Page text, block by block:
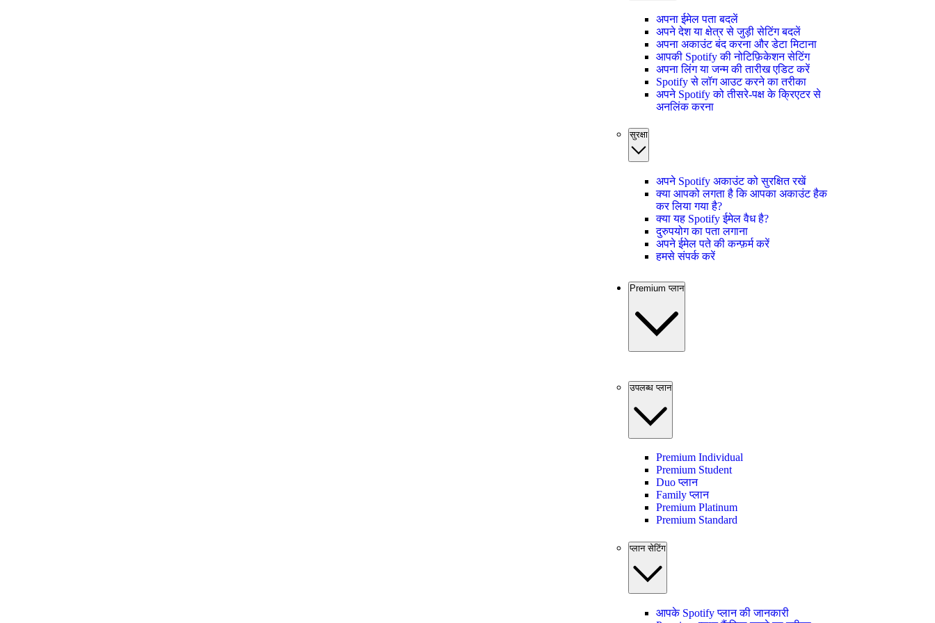
अपना ईमेल पता बदलें
अपने देश या क्षेत्र से जुड़ी सेटिंग बदलें
अपना अकाउंट बंद करना और डेटा मिटाना
आपकी Spotify की नोटिफ़िकेशन सेटिंग
अपना लिंग या जन्म की तारीख एडिट करें
Spotify से लॉग आउट करने का तरीका
अपने Spotify को तीसरे-पक्ष के क्रिएटर से
अनलिंक करना
सुरक्षा
अपने Spotify अकाउंट को सुरक्षित रखें
क्या आपको लगता है कि आपका अकाउंट हैक
कर लिया गया है?
क्या यह Spotify ईमेल वैध है?
दुरुपयोग का पता लगाना
अपने ईमेल पते की कन्फ़र्म करें
हमसे संपर्क करें
Premium प्लान
उपलब्ध प्लान
Premium Individual
Premium Student
Duo प्लान
Family प्लान
Premium Platinum
Premium Standard
प्लान सेटिंग
आपके Spotify प्लान की जानकारी